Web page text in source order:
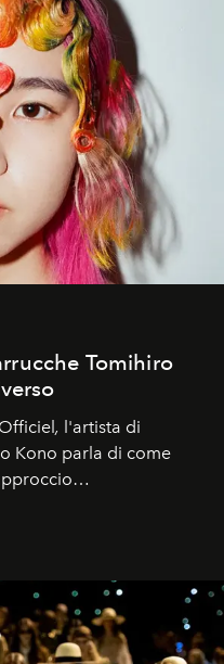
Tomihiro
, l'artista di
Kono parla di come